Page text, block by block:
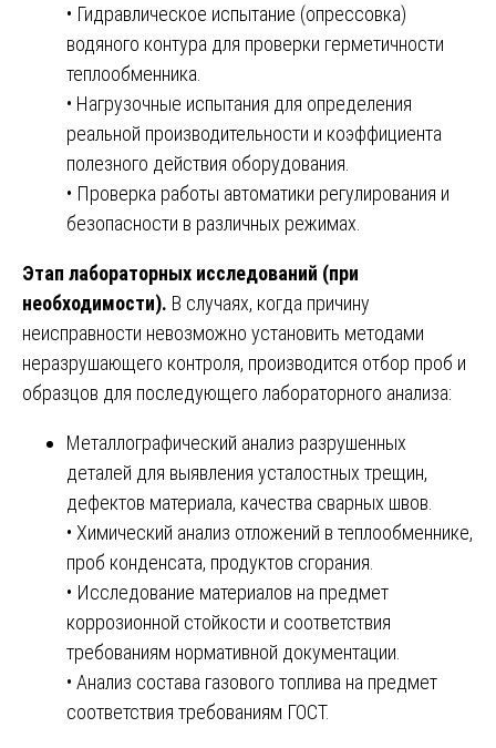
• Гидравлическое испытание (опрессовка)
водяного контура для проверки герметичности
теплообменника.
• Нагрузочные испытания для определения
реальной производительности и коэффициента
полезного действия оборудования.
• Проверка работы автоматики регулирования и
безопасности в различных режимах.
Этап лабораторных исследований (при
необходимости). В случаях, когда причину
неисправности невозможно установить методами
неразрушающего контроля, производится отбор проб и
образцов для последующего лабораторного анализа:
Металлографический анализ разрушенных
деталей для выявления усталостных трещин,
дефектов материала, качества сварных швов.
• Химический анализ отложений в теплообменнике,
проб конденсата, продуктов сгорания.
• Исследование материалов на предмет
коррозионной стойкости и соответствия
требованиям нормативной документации.
• Анализ состава газового топлива на предмет
соответствия требованиям ГОСТ.